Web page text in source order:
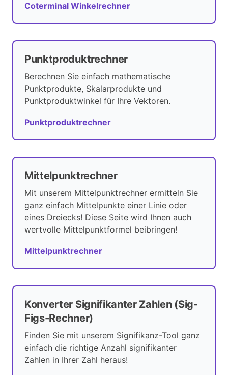
Coterminal Winkelrechner
Punktproduktrechner
Berechnen Sie einfach mathematische
Punktprodukte, Skalarprodukte und
Punktproduktwinkel für Ihre Vektoren.
Punktproduktrechner
Mittelpunktrechner
Mit unserem Mittelpunktrechner ermitteln Sie
ganz einfach Mittelpunkte einer Linie oder
eines Dreiecks! Diese Seite wird Ihnen auch
wertvolle Mittelpunktformel beibringen!
Mittelpunktrechner
Konverter Signifikanter Zahlen (Sig-
Figs-Rechner)
Finden Sie mit unserem Signifikanz-Tool ganz
einfach die richtige Anzahl signifikanter
Zahlen in Ihrer Zahl heraus!